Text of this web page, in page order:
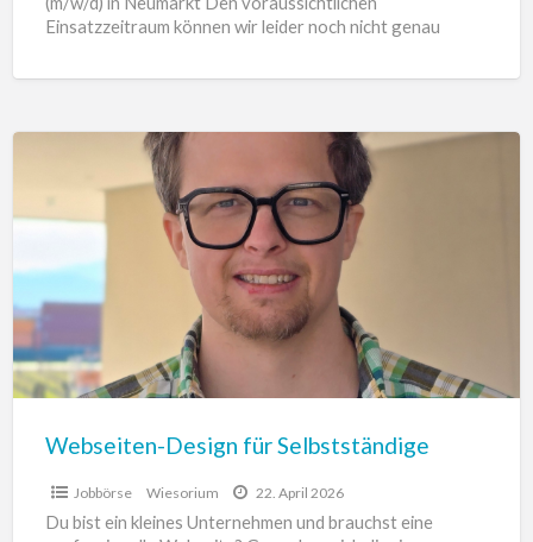
Einsatzzeitraum können wir leider noch nicht genau
[…]
für
Webseiten-Design für Selbstständige
Jobbörse Wiesorium 22. April 2026
Du bist ein kleines Unternehmen und brauchst eine